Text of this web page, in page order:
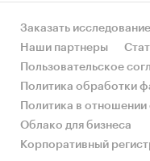
Заказать исследование
Наши партнеры
Пользовательское
Политика обработки
Политика в
Облако для бизнеса
Корпоративный